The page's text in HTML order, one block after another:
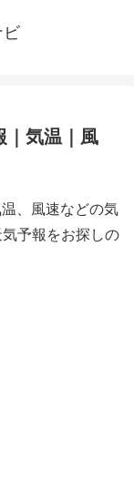
ビ
｜気温｜風
、風速などの気
予報をお探しの